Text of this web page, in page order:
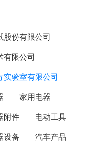
股份有限公司
有限公司
实验室有限公司
家用电器
附件 电动工具
设备 汽车产品